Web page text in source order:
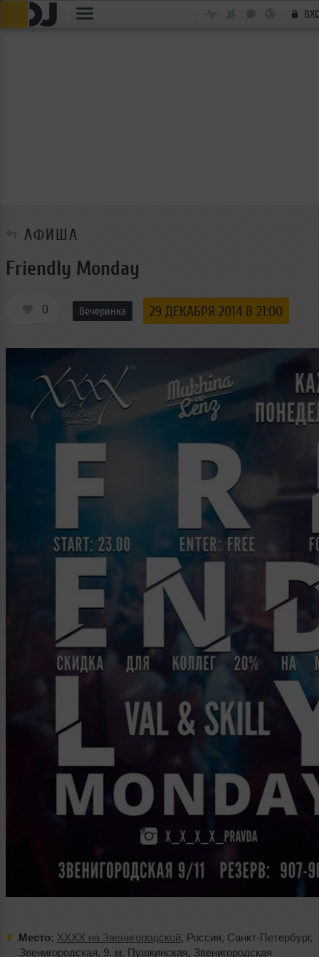
АФИША
Friendly Monday
0 Вечеринка 29 ДЕКАБРЯ 2014 В 21:00
Место: XXXX на Звенигородской, Россия, Санкт-Петербург,
Звенигородская, 9, м. Пушкинская, Звенигородская